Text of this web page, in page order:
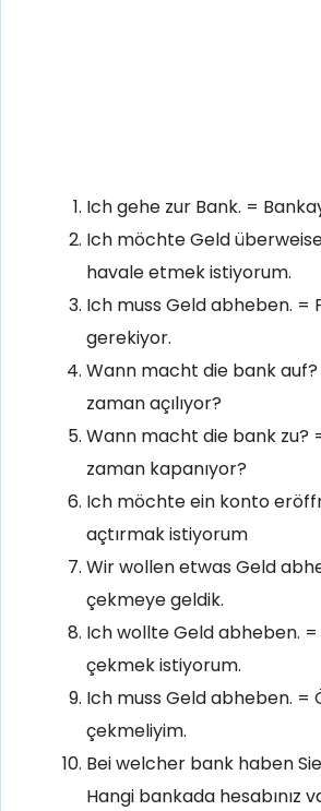
Ich gehe zur Bank. =
Ich möchte Geld
havale etmek istiyorum.
Ich muss Geld abheben. =
gerekiyor.
Wann macht die bank
zaman açılıyor?
Wann macht die bank zu?
zaman kapanıyor?
Ich möchte ein konto
açtırmak istiyorum
Wir wollen etwas Geld
çekmeye geldik.
Ich wollte Geld abheben.
çekmek istiyorum.
Ich muss Geld abheben. =
çekmeliyim.
Bei welcher bank haben
Hangi bankada hesabınız